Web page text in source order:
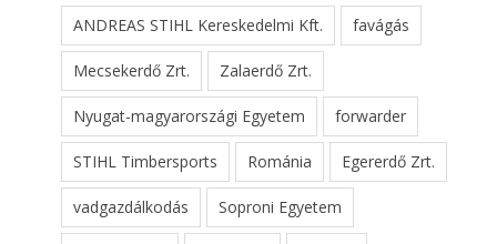
ANDREAS STIHL Kereskedelmi Kft. favágás
Mecsekerdő Zrt. Zalaerdő Zrt.
Nyugat-magyarországi Egyetem forwarder
STIHL Timbersports Románia Egererdő Zrt.
vadgazdálkodás Soproni Egyetem